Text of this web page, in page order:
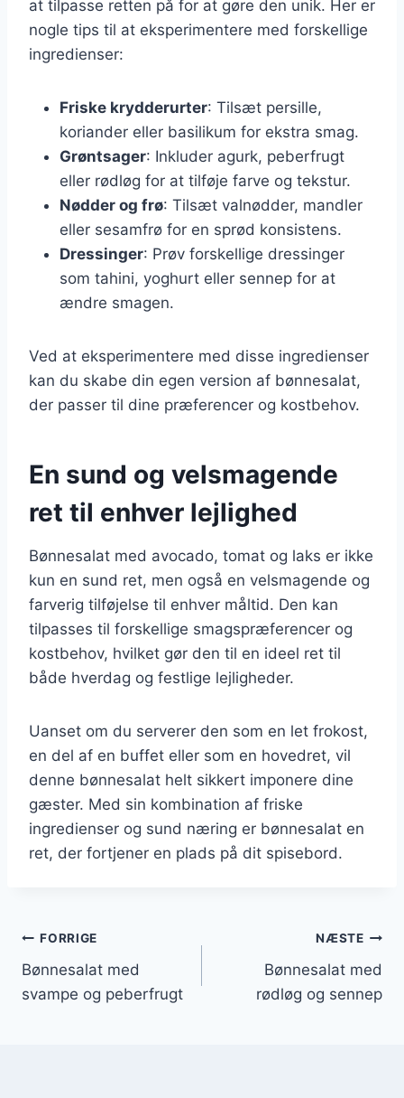
at tilpasse retten på for at gøre den unik. Her er
nogle tips til at eksperimentere med forskellige
ingredienser:
Friske krydderurter: Tilsæt persille,
koriander eller basilikum for ekstra smag.
Grøntsager: Inkluder agurk, peberfrugt
eller rødløg for at tilføje farve og tekstur.
Nødder og frø: Tilsæt valnødder, mandler
eller sesamfrø for en sprød konsistens.
Dressinger: Prøv forskellige dressinger
som tahini, yoghurt eller sennep for at
ændre smagen.
Ved at eksperimentere med disse ingredienser
kan du skabe din egen version af bønnesalat,
der passer til dine præferencer og kostbehov.
En sund og velsmagende
ret til enhver lejlighed
Bønnesalat med avocado, tomat og laks er ikke
kun en sund ret, men også en velsmagende og
farverig tilføjelse til enhver måltid. Den kan
tilpasses til forskellige smagspræferencer og
kostbehov, hvilket gør den til en ideel ret til
både hverdag og festlige lejligheder.
Uanset om du serverer den som en let frokost,
en del af en buffet eller som en hovedret, vil
denne bønnesalat helt sikkert imponere dine
gæster. Med sin kombination af friske
ingredienser og sund næring er bønnesalat en
ret, der fortjener en plads på dit spisebord.
Indlægsnavigation
FORRIGE
Bønnesalat med
svampe og peberfrugt
NÆSTE
Bønnesalat med
rødløg og sennep